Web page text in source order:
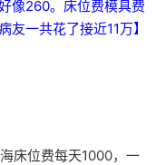
像260。床位费模具费
一共花了接近11万】
床位费每天1000，一